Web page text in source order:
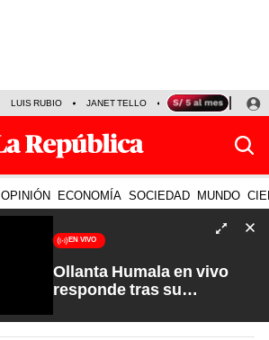
LUIS RUBIO JANET TELLO PRECIO DEL DÓLAR
OPINIÓN ECONOMÍA SOCIEDAD MUNDO
EN VIVO
Ollanta Humala en vivo
responde tras su
con Rosa María Palacios